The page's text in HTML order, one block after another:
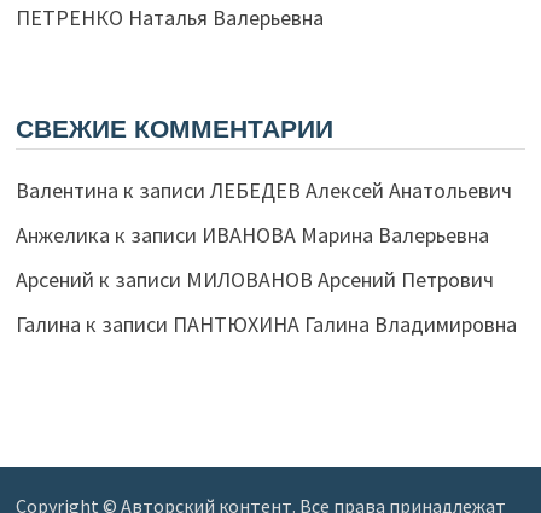
ПЕТРЕНКО Наталья Валерьевна
СВЕЖИЕ КОММЕНТАРИИ
Валентина к записи ЛЕБЕДЕВ Алексей Анатольевич
Анжелика к записи ИВАНОВА Марина Валерьевна
Арсений к записи МИЛОВАНОВ Арсений Петрович
Галина к записи ПАНТЮХИНА Галина Владимировна
Copyright © Авторский контент. Все права принадлежат